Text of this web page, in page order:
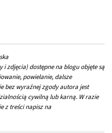
zdjęcia) dostępne na blogu objęte są
powielanie, dalsze
bez wyraźnej zgody autora jest
cywilną lub karną. W razie
z treści napisz na